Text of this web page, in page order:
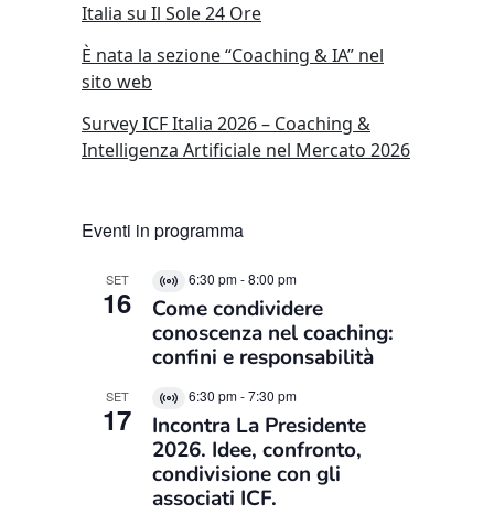
Italia su Il Sole 24 Ore
È nata la sezione “Coaching & IA” nel
sito web
Survey ICF Italia 2026 – Coaching &
Intelligenza Artificiale nel Mercato 2026
Eventi in programma
SET
16
Virtual
Evento
6:30 pm-8:00 pm
Come condividere
conoscenza nel coaching:
confini e responsabilità
SET
17
Virtual
Evento
6:30 pm-7:30 pm
Incontra La Presidente
2026. Idee, confronto,
condivisione con gli
associati ICF.